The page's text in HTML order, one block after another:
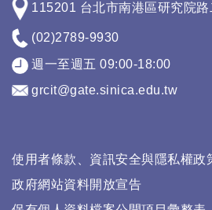
115201 台北市南港區研究院路
(02)2789-9930
週一至週五 09:00-18:00
grcit@gate.sinica.edu.tw
使用者條款、資訊安全與隱私權政
政府網站資料開放宣告